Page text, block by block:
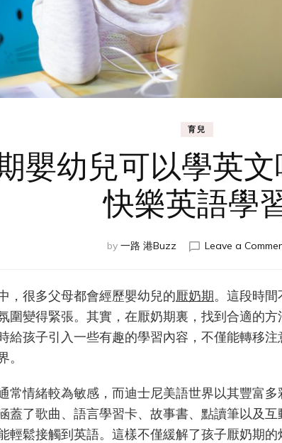
育兒
嬰幼兒可以學英
快樂英語學
by 一路 港Buzz Leave a
，很多父母都會經歷嬰幼兒的厭奶期。這段時間
圍變得緊張。其實，在厭奶期裏，找到合適的
給孩子引入一些有趣的學習內容，不僅能轉移
常情緒較為敏感，而迪士尼美語世界以其豐富
蓋了歌曲、語言學習卡、故事書、點讀筆以及
輕鬆接觸到英語。這樣不僅緩解了孩子厭奶期